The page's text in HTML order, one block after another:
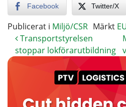
Facebook Twitter/X
Publicerat i Miljö/CSR Märkt
Transportstyrelsen
stoppar lokförarutbildning